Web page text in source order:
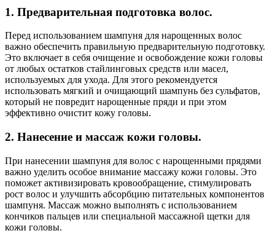
1. Предварительная подготовка волос.
Перед использованием шампуня для нарощенных волос
важно обеспечить правильную предварительную подготовку.
Это включает в себя очищение и освобождение кожи головы
от любых остатков стайлинговых средств или масел,
используемых для ухода. Для этого рекомендуется
использовать мягкий и очищающий шампунь без сульфатов,
который не повредит нарощенные пряди и при этом
эффективно очистит кожу головы.
2. Нанесение и массаж кожи головы.
При нанесении шампуня для волос с нарощенными прядями
важно уделить особое внимание массажу кожи головы. Это
поможет активизировать кровообращение, стимулировать
рост волос и улучшить абсорбцию питательных компонентов
шампуня. Массаж можно выполнять с использованием
кончиков пальцев или специальной массажной щетки для
кожи головы.